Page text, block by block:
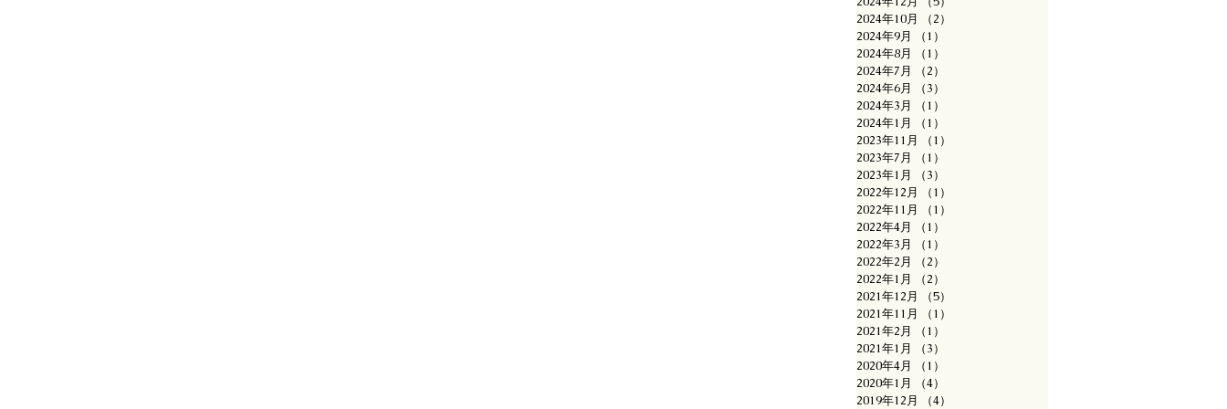
2024年10月
（2）
2024年9月
（1）
2024年8月
（1）
2024年7月
（2）
2024年6月
（3）
2024年3月
（1）
2024年1月
（1）
2023年11月
（1）
2023年7月
（1）
2023年1月
（3）
2022年12月
（1）
2022年11月
（1）
2022年4月
（1）
2022年3月
（1）
2022年2月
（2）
2022年1月
（2）
2021年12月
（5）
2021年11月
（1）
2021年2月
（1）
2021年1月
（3）
2020年4月
（1）
2020年1月
（4）
2019年12月
（4）